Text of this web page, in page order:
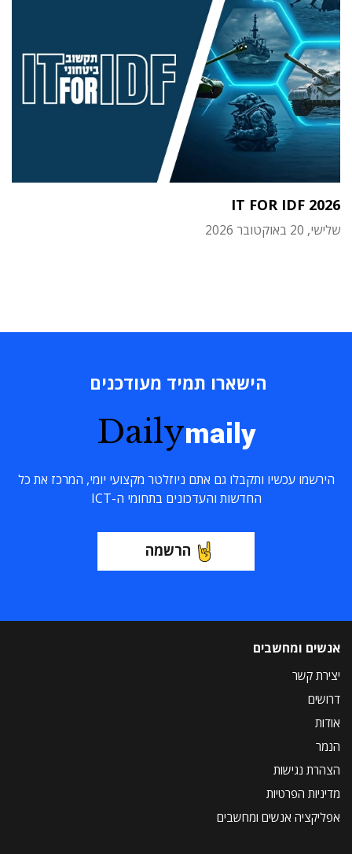
IT FOR IDF 2026
שלישי, 20 באוקטובר 2026
הישארו תמיד מעודכנים
Dailymaily
הירשמו עכשיו ותקבלו גם אתם ניוזלטר מקצועי יומי, המרכז את כל
החדשות והעדכונים בתחומי ה-ICT
הרשמה
אנשים ומחשבים
יצירת קשר
דרושים
אודות
הנמר
הצהרת נגישות
מדיניות הפרטיות
אפליקציה אנשים ומחשבים